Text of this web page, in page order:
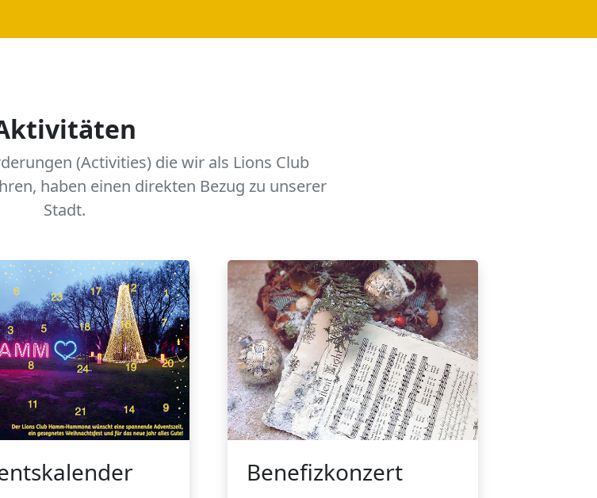
(Activities) die wir als Lions Club
haben einen direkten Bezug zu unserer
Stadt.
Benefizkonzert